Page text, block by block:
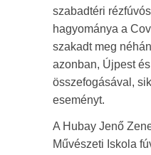
szabadtéri
hagyománya a
szakadt meg
azonban, Újpest
összefogásával,
eseményt.
A Hubay Jenő
Művészeti Iskola